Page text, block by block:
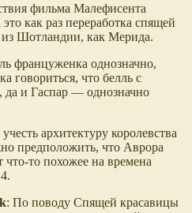
фильма Малефисента
как раз переработка спящей
Шотландии, как Мерида.
француженка однозначно,
говориться, что белль с
да и Гаспар — однозначно
архитектуру королевства
предположить, что Аврора
то похожее на времена
: По поводу Спящей красавицы